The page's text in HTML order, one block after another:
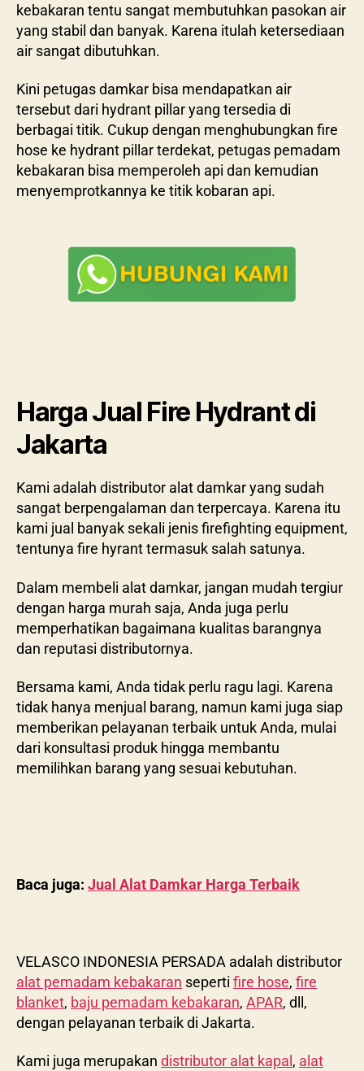
kebakaran tentu sangat membutuhkan pasokan air
yang stabil dan banyak. Karena itulah ketersediaan
air sangat dibutuhkan.
Kini petugas damkar bisa mendapatkan air
tersebut dari hydrant pillar yang tersedia di
berbagai titik. Cukup dengan menghubungkan fire
hose ke hydrant pillar terdekat, petugas pemadam
kebakaran bisa memperoleh api dan kemudian
menyemprotkannya ke titik kobaran api.
Harga Jual Fire Hydrant di
Jakarta
Kami adalah distributor alat damkar yang sudah
sangat berpengalaman dan terpercaya. Karena itu
kami jual banyak sekali jenis firefighting equipment,
tentunya fire hyrant termasuk salah satunya.
Dalam membeli alat damkar, jangan mudah tergiur
dengan harga murah saja, Anda juga perlu
memperhatikan bagaimana kualitas barangnya
dan reputasi distributornya.
Bersama kami, Anda tidak perlu ragu lagi. Karena
tidak hanya menjual barang, namun kami juga siap
memberikan pelayanan terbaik untuk Anda, mulai
dari konsultasi produk hingga membantu
memilihkan barang yang sesuai kebutuhan.
Baca juga: Jual Alat Damkar Harga Terbaik
VELASCO INDONESIA PERSADA adalah distributor
alat pemadam kebakaran seperti fire hose, fire
blanket, baju pemadam kebakaran, APAR, dll,
dengan pelayanan terbaik di Jakarta.
Kami juga merupakan distributor alat kapal , alat